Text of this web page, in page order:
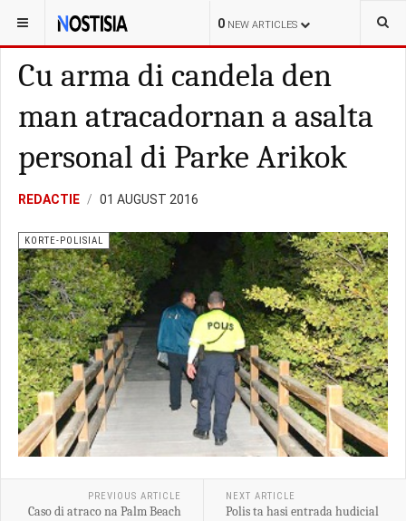
0 NEW ARTICLES
YOU ARE HERE: ARUBA KORTE-POLISIAL
Cu arma di candela den
man atracadornan a asalta
personal di Parke Arikok
REDACTIE 01 AUGUST 2016
KORTE-POLISIAL
PREVIOUS ARTICLE
Caso di atraco na Palm Beach
NEXT ARTICLE
Polis ta hasi entrada hudicial